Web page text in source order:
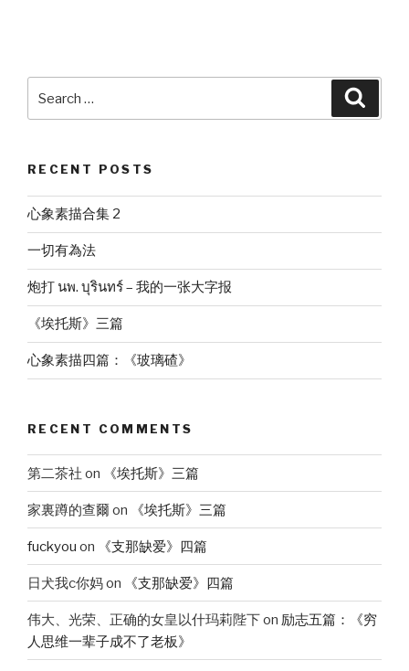
RECENT POSTS
心象素描合集 2
一切有為法
炮打 นพ. บุรินทร์ – 我的一张大字报
《埃托斯》三篇
心象素描四篇：《玻璃碴》
RECENT COMMENTS
第二茶社 on 《埃托斯》三篇
家裏蹲的查爾on 《埃托斯》三篇
fuckyou on 《支那缺爱》四篇
日犬我c你妈on 《支那缺爱》四篇
伟大、光荣、正确的女皇以什玛莉陛下on 励志五篇：《穷
人思维一辈子成不了老板》